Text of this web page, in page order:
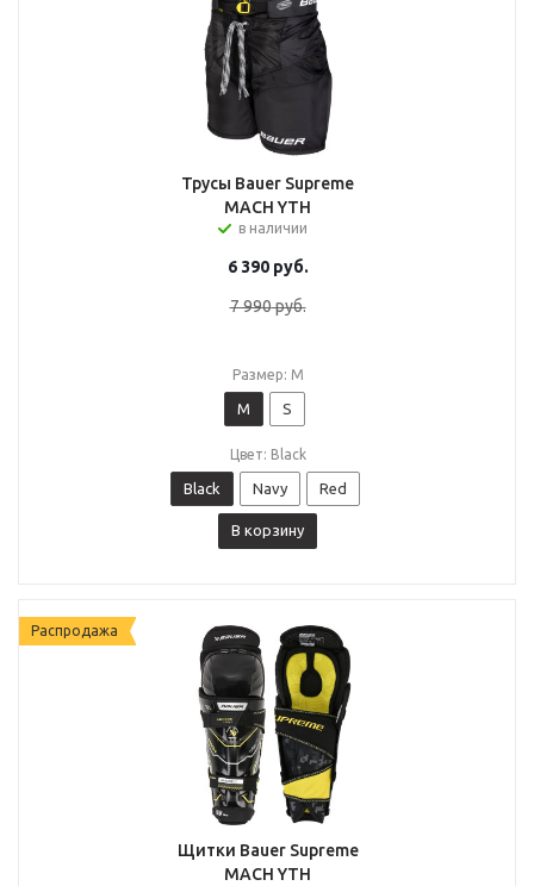
Трусы Bauer Supreme
MACH YTH
в наличии
6 390руб.
7 990руб.
Размер: M
M S
Цвет: Black
Black Navy Red
В корзину
Распродажа
Щитки Bauer Supreme
MACH YTH